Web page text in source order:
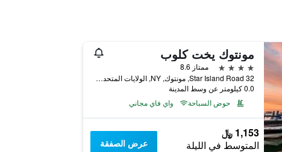
مونتوك يخت كلوب
4 نجوم
ممتاز 8.6
32 Star Island Road, مونتوك, NY, الولايات المتحدة الأميريكية
0.0 كيلومتر عن وسط المدينة
حوض السباحة
واي فاي مجاني
1,153 ﷼
المتوسط في الليلة عرض الصفقة